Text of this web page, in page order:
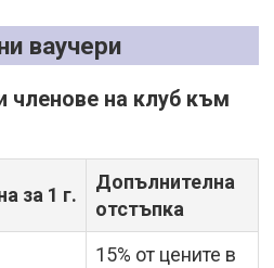
ваучери
членове на клуб към
за 1 г.
Допълнителна
отстъпка
15% от цените в